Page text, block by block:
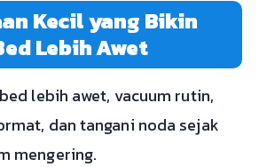
Kecil yang Bikin
Lebih Awet
lebih awet, vacuum rutin,
dan tangani noda sejak
mengering.